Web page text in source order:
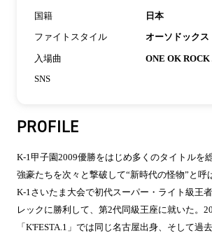
国籍 日本
ファイトスタイル オーソドックス
入場曲 ONE OK ROCK
SNS
PROFILE
K-1甲子園2009優勝をはじめ多くのタイトルを
強豪たちを次々と撃破して“新時代の怪物”と呼
K-1さいたま大会で初代スーパー・ライト級王
レックに勝利して、第2代同級王座に就いた。
「K'FESTA.1」では同じ名古屋出身、そして過